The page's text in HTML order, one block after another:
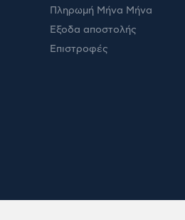
Πληρωμή Μήνα Μήνα
Έξοδα αποστολής
Επιστροφές